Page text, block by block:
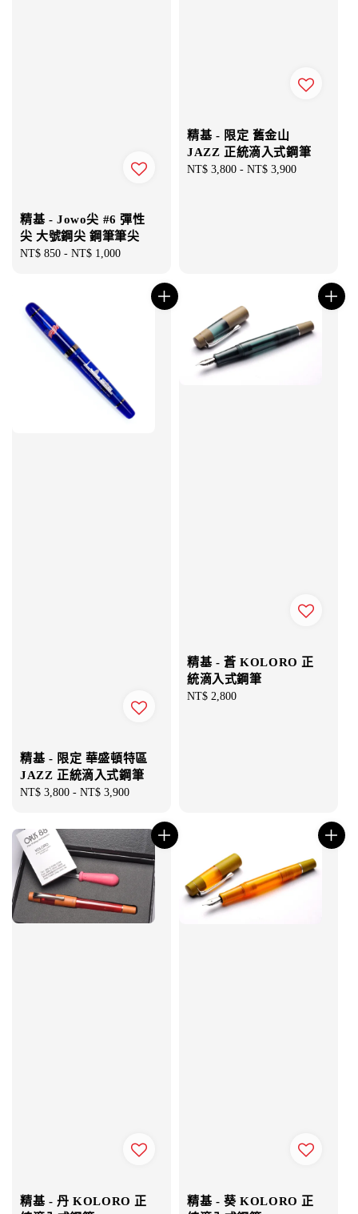
精基 - Jowo尖 #6 彈性
尖 大號鋼尖 鋼筆筆尖
Regular
NT$ 850 - NT$ 1,000
精基 - 限定 舊金山
JAZZ 正統滴入式鋼筆
Regular
NT$ 3,800 - NT$ 3,900
精基 - 限定 華盛頓特區
JAZZ 正統滴入式鋼筆
Regular
NT$ 3,800 - NT$ 3,900
精基 - 蒼 KOLORO 正
統滴入式鋼筆
Regular
NT$ 2,800
精基 - 丹 KOLORO 正
精基 - 葵 KOLORO 正